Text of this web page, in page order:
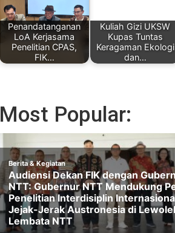
Penandatanganan
LoA Kerjasama
Penelitian CPAS,
FIK…
Kuliah Gizi UKSW
Kupas Tuntas
Keragaman Ekologi
dan…
Most Popular: